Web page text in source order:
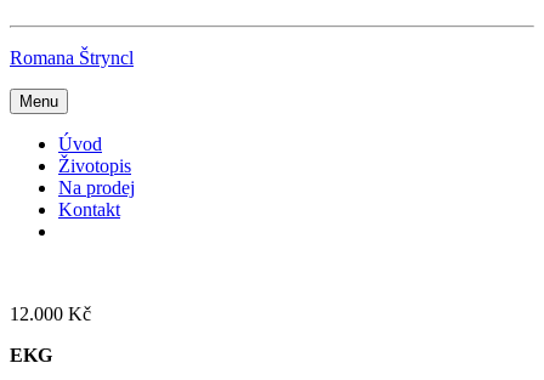
Romana Štryncl
Menu
Úvod
Životopis
Na prodej
Kontakt
12.000 Kč
EKG